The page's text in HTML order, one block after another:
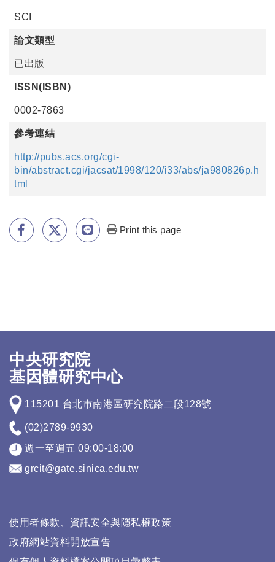
SCI
論文類型
已出版
ISSN(ISBN)
0002-7863
參考連結
http://pubs.acs.org/cgi-
bin/abstract.cgi/jacsat/1998/120/i33/abs/ja980826p.h
tml
Print this page
中央研究院
基因體研究中心
115201 台北市南港區研究院路二段128號
(02)2789-9930
週一至週五 09:00-18:00
grcit@gate.sinica.edu.tw
使用者條款、資訊安全與隱私權政策
政府網站資料開放宣告